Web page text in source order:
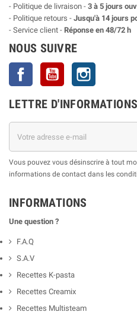
- Politique de livraison - 3 à 5 jours
- Politique retours - Jusqu'à 14 jours
- Service client - Réponse en 48/72 h
NOUS SUIVRE
Facebook YouTube
LETTRE D'INFORMATIONS
Vous pouvez vous désinscrire à tout
informations de contact dans les
INFORMATIONS
Une question ?
F.A.Q
S.A.V
Recettes K-pasta
Recettes Creamix
Recettes Multisteam